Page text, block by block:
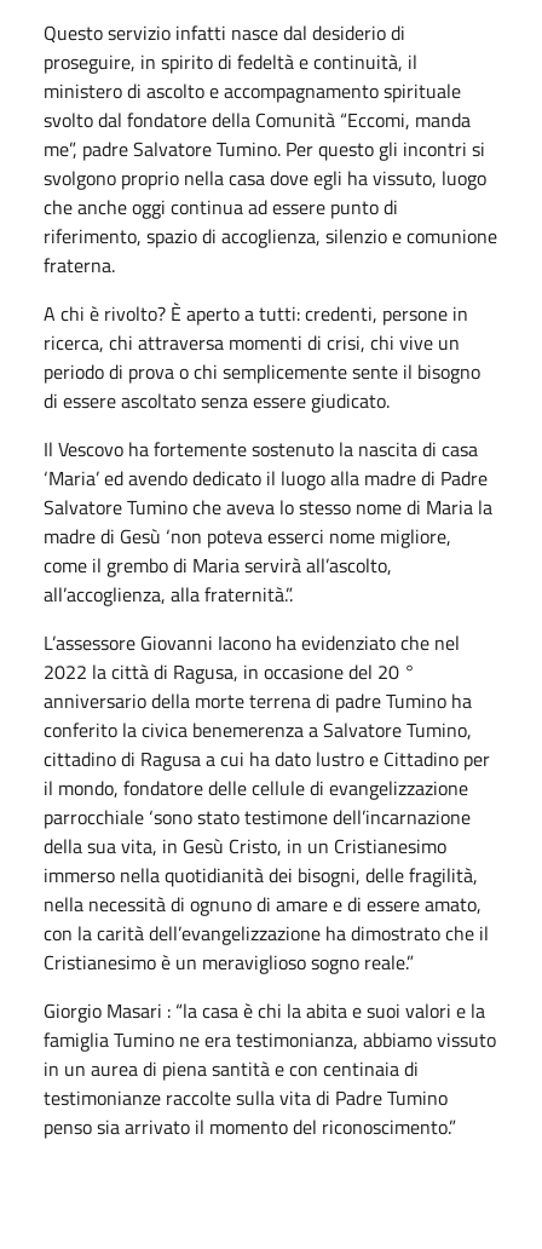
Questo servizio infatti nasce dal desiderio di
proseguire, in spirito di fedeltà e continuità, il
ministero di ascolto e accompagnamento spirituale
svolto dal fondatore della Comunità “Eccomi, manda
me”, padre Salvatore Tumino. Per questo gli incontri si
svolgono proprio nella casa dove egli ha vissuto, luogo
che anche oggi continua ad essere punto di
riferimento, spazio di accoglienza, silenzio e comunione
fraterna.
A chi è rivolto? È aperto a tutti: credenti, persone in
ricerca, chi attraversa momenti di crisi, chi vive un
periodo di prova o chi semplicemente sente il bisogno
di essere ascoltato senza essere giudicato.
Il Vescovo ha fortemente sostenuto la nascita di casa
‘Maria’ ed avendo dedicato il luogo alla madre di Padre
Salvatore Tumino che aveva lo stesso nome di Maria la
madre di Gesù ‘non poteva esserci nome migliore,
come il grembo di Maria servirà all’ascolto,
all’accoglienza, alla fraternità.”.
L’assessore Giovanni Iacono ha evidenziato che nel
2022 la città di Ragusa, in occasione del 20 °
anniversario della morte terrena di padre Tumino ha
conferito la civica benemerenza a Salvatore Tumino,
cittadino di Ragusa a cui ha dato lustro e Cittadino per
il mondo, fondatore delle cellule di evangelizzazione
parrocchiale ‘sono stato testimone dell’incarnazione
della sua vita, in Gesù Cristo, in un Cristianesimo
immerso nella quotidianità dei bisogni, delle fragilità,
nella necessità di ognuno di amare e di essere amato,
con la carità dell’evangelizzazione ha dimostrato che il
Cristianesimo è un meraviglioso sogno reale.”
Giorgio Masari : “la casa è chi la abita e suoi valori e la
famiglia Tumino ne era testimonianza, abbiamo vissuto
in un aurea di piena santità e con centinaia di
testimonianze raccolte sulla vita di Padre Tumino
penso sia arrivato il momento del riconoscimento.”